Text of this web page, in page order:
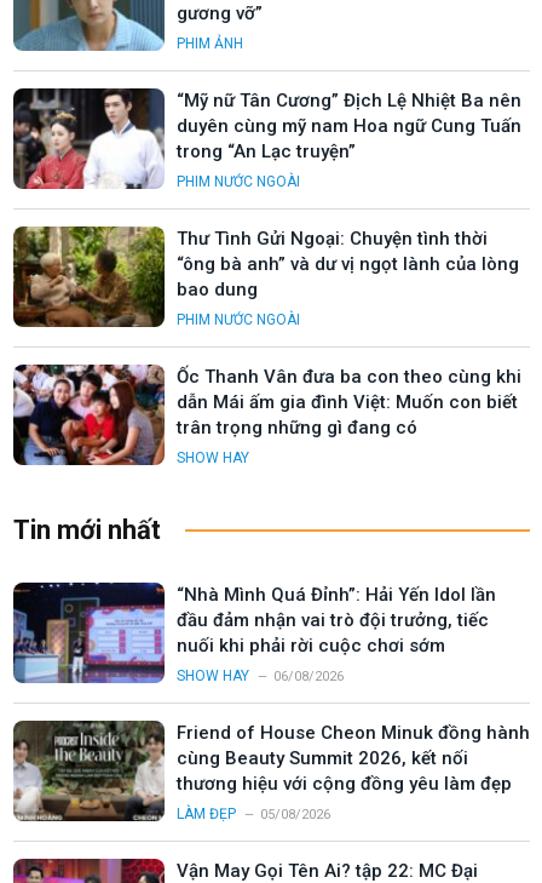
gương vỡ”
PHIM ẢNH
“Mỹ nữ Tân Cương” Địch Lệ Nhiệt Ba nên
duyên cùng mỹ nam Hoa ngữ Cung Tuấn
trong “An Lạc truyện”
PHIM NƯỚC NGOÀI
Thư Tình Gửi Ngoại: Chuyện tình thời
“ông bà anh” và dư vị ngọt lành của lòng
bao dung
PHIM NƯỚC NGOÀI
Ốc Thanh Vân đưa ba con theo cùng khi
dẫn Mái ấm gia đình Việt: Muốn con biết
trân trọng những gì đang có
SHOW HAY
Tin mới nhất
“Nhà Mình Quá Đỉnh”: Hải Yến Idol lần
đầu đảm nhận vai trò đội trưởng, tiếc
nuối khi phải rời cuộc chơi sớm
SHOW HAY 06/08/2026
Friend of House Cheon Minuk đồng hành
cùng Beauty Summit 2026, kết nối
thương hiệu với cộng đồng yêu làm đẹp
LÀM ĐẸP 05/08/2026
Vận May Gọi Tên Ai? tập 22: MC Đại